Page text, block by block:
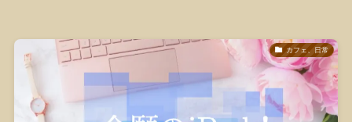
カフェ、日常